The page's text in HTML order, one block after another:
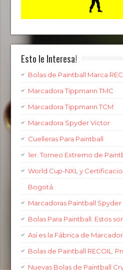
Esto le Interesa!
Bolas de Paintball Marca
Marcadora Tippmann TMC
Marcadora Tippmann TCM
Marcadora Spyder Victor
Cuelleras Para Paintball
1er. Torneo Extremo de
World Cup-NXL y
Bogotá.
Marcadoras Paintball Spyder
Bolas Para Paintball. Estos
Así es la Fábrica de
Bolas de Paintball RECOIL.
Nuevas Bolas de Paintball